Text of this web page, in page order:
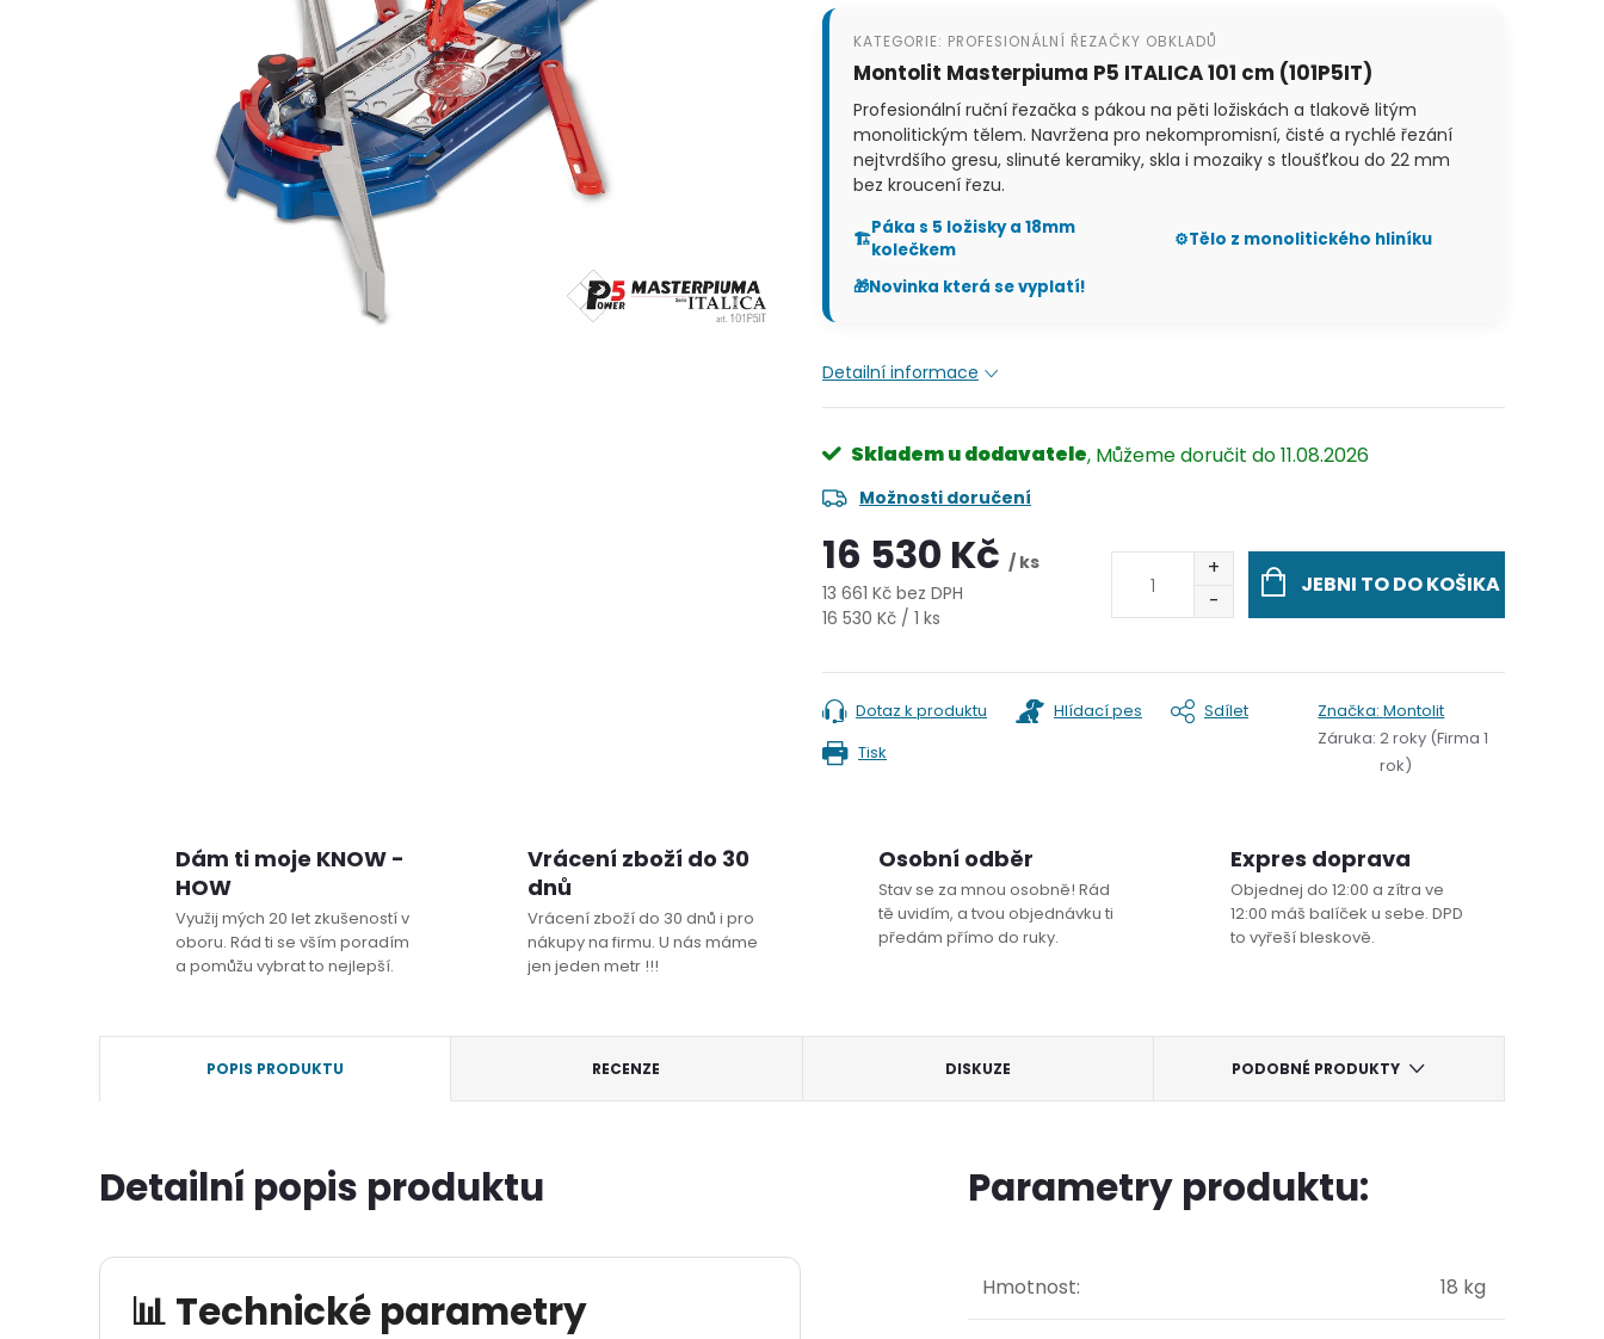
KATEGORIE: PROFESIONÁLNÍ ŘEZAČKY OBKLADŮ
Montolit Masterpiuma P5 ITALICA 101 cm (101P5IT)
Profesionální ruční řezačka s pákou na pěti ložiskách a tlakově litým
monolitickým tělem. Navržena pro nekompromisní, čisté a rychlé řezání
nejtvrdšího gresu, slinuté keramiky, skla i mozaiky s tloušťkou do 22 mm
bez kroucení řezu.
🏗️Páka s 5 ložisky a 18mm
kolečkem
⚙️Tělo z monolitického hliníku
🎁Novinka která se vyplatí!
Detailní informace
Skladem u dodavatele 11.08.2026
Možnosti doručení
16 530 Kč / ks
13 661 Kč bez DPH
Měrná
16 530 Kč / 1 ks
JEBNI TO DO KOŠIKA
Tisk
Dotaz k produktu Hlídací pes Sdílet Značka:Montolit
Záruka: 2 roky (Firma 1
rok)
Dám ti moje KNOW -
HOW
Využij mých 20 let zkušeností v
oboru. Rád ti se vším poradím
a pomůžu vybrat to nejlepší.
Vrácení zboží do 30
dnů
Vrácení zboží do 30 dnů i pro
nákupy na firmu. U nás máme
jen jeden metr !!!
Osobní odběr
Stav se za mnou osobně! Rád
tě uvidím, a tvou objednávku ti
předám přímo do ruky.
Expres doprava
Objednej do 12:00 a zítra ve
12:00 máš balíček u sebe. DPD
to vyřeší bleskově.
POPIS PRODUKTU RECENZE DISKUZE PODOBNÉ PRODUKTY
Detailní popis produktu
📊 Technické parametry
Parametry produktu:
Hmotnost: 18 kg